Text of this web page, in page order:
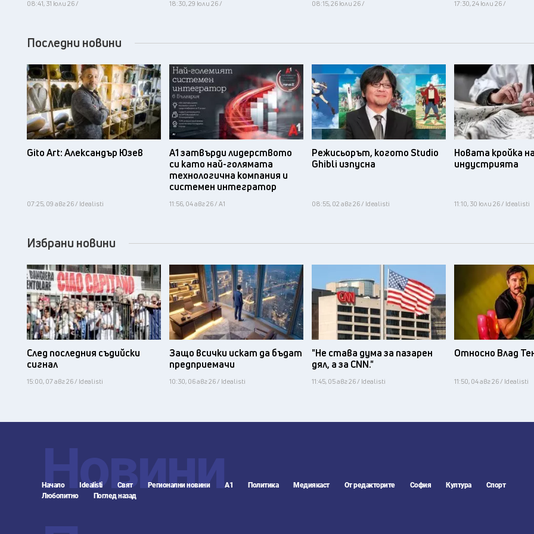
08:41, 31 юли 26 / 18:30, 29 юли 26 / 08:15, 26 юли 26 / 17:30, 24 юли 26 /
Последни новини
Gito Art: Александър Юзев
07:25, 09 авг 26 / Idealisti
А1 затвърди лидерството
си като най-голямата
технологична компания и
системен интегратор
11:56, 04 авг 26 / А1
Режисьорът, когото Studio
Ghibli изпусна
08:55, 02 авг 26 / Idealisti
Новата кройка
индустрията
11:10, 30 юли 26 / Idealisti
Избрани новини
След последния съдийски
сигнал
15:00, 07 авг 26 / Idealisti
Защо всички искат да бъдат
предприемачи
10:30, 06 авг 26 / Idealisti
"Не става дума за пазарен
дял, а за CNN."
11:45, 05 авг 26 / Idealisti
Относно Влад
11:50, 04 авг 26 / Idealisti
Новини
Начало Idealisti Свят Регионални новини А1 Политика Медиякаст От редакторите София Култура
Спорт
Любопитно
Поглед назад